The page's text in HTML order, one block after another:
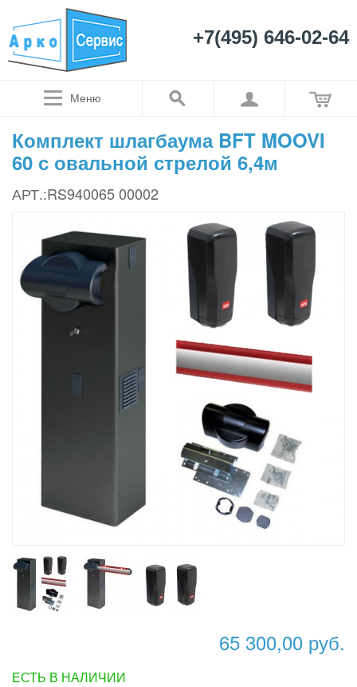
+7(495) 646-02-64
Меню
Комплект шлагбаума BFT MOOVI
60 с овальной стрелой 6,4м
АРТ.:RS940065 00002
65 300,00 руб.
ЕСТЬ В НАЛИЧИИ